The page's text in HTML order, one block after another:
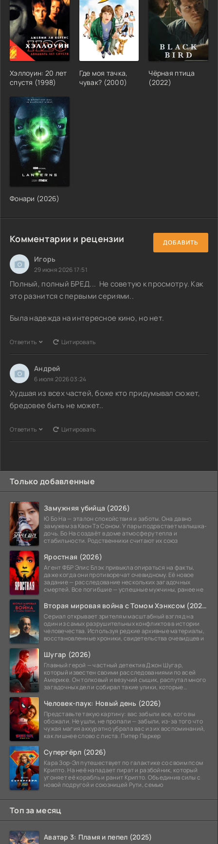
Хэллоуин: 20 лет
спустя (1998)
Где моя тачка,
чувак? (2000)
Чёрная птица
(2022)
Фонари (2026)
Комментарии и рецензии ДОБАВИТЬ
Игорь
29 июня 2026 17:51
Полный, полный БРЕД... Не советую к просмотру. Как
это разнится с первыми сериями..
Была надежда на интересное кино, но нет.
Ответить Цитировать
Андрей
6 июля 2026 03:24
Худшая из всех частей, боже кто придумывал сюжет,
бредовее быть не может..
Ответить Цитировать
Только добавленные
Замужняя убийца (2026)
Ю Бо На — эталон спокойствия и заботы. Она давно
замужем за Квон Тэ Соном. У пары подрастает малышка-
дочь. Бо На создаёт в доме атмосферу тепла и
стабильности. Родственники считают их союз
Яростная (2026)
Агент ФБР Элис Блэк привыкла опираться на факты,
даже когда они противоречат очевидному. Её новое
задание — расследование нескольких загадочных
смертей. Все погибшие — успешные мужчины, ранее не
Вторая мировая война с Томом Хэнксом (2026)
Сериал открывает зрителям масштабный взгляд на
один из самых разрушительных конфликтов в истории
человечества. Используя редкие архивные материалы,
восстановленные хроники, свидетельства очевидцев и
Шугар (2026)
Главный герой — частный детектив Джон Шугар,
который известен своими расследованиями по всей
Америке. Он толковый и везучий сыщик, распутал много
загадочных дел и собирал такие улики, которые
Человек-паук: Новый день (2026)
Представьте такую картину: вас забыли все, кого вы
обожали. Не ушли, не пропали — забыли, из-за того что
чужая магия аккуратно убрала вас из их воспоминаний,
как лишнее слово с листа. Питер Паркер
Супергёрл (2026)
Кара Зор-Эл путешествует по галактике со своим псом
Крипто. На неё нападает пират и разбойник, который
угоняет её корабль и ранит Крипто. Объединив силы с
новой подругой и союзницей Рути, семью
Топ за месяц
Аватар 3: Пламя и пепел (2025)